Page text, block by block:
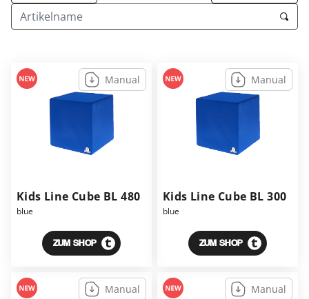
Manual
Kids Line Cube BL 480
blue
ZUM SHOP
Manual
Kids Line Cube BL 300
blue
ZUM SHOP
Manual Manual